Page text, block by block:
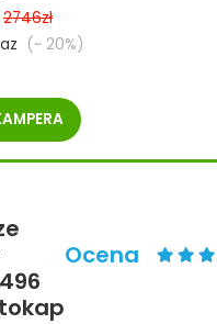
2746zł
(~ 20%)
Ocena